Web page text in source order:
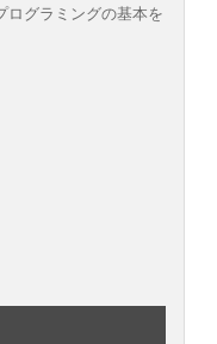
ログラミングの基本を